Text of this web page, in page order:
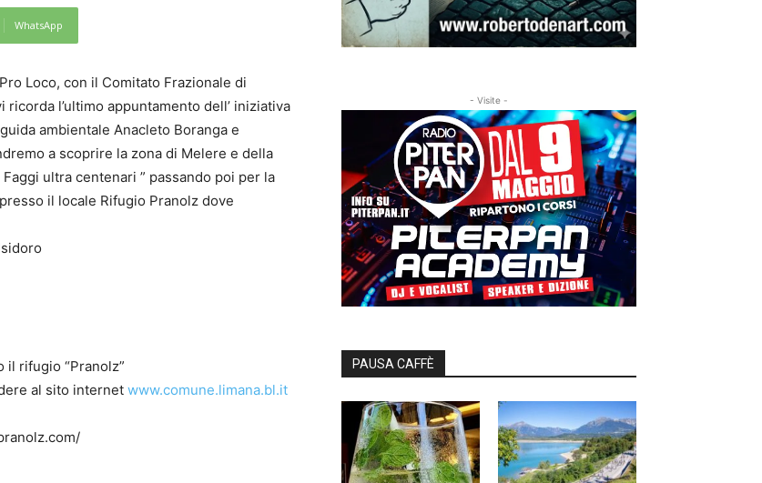
WhatsApp
Loco, con il Comitato Frazionale di
l’ultimo appuntamento dell’ iniziativa
ambientale Anacleto Boranga e
a scoprire la zona di Melere e della
ultra centenari ” passando poi per la
il locale Rifugio Pranolz dove
il rifugio “Pranolz”
al sito internet www.comune.limana.bl.it
- Visite -
PAUSA CAFFÈ